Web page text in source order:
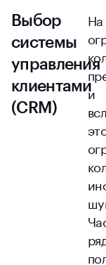
Выбор
системы
управления
клиентами
(CRM)
и